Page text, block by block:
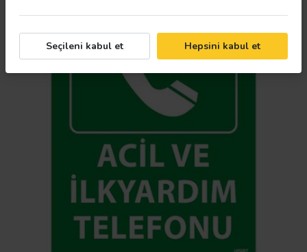
Seçileni kabul et Hepsini kabul et